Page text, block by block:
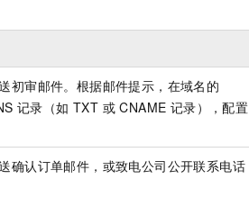
初审邮件。根据邮件提示，在域名的
记录（如 TXT 或 CNAME 记录），配置
确认订单邮件，或致电公司公开联系电话